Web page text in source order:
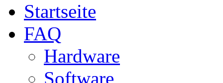
Startseite
FAQ
Hardware
Software